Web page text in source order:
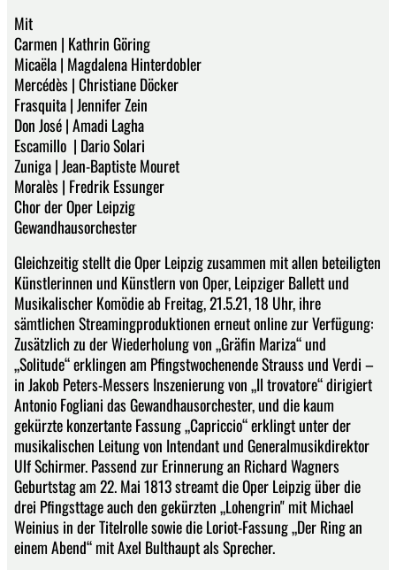
Mit
Carmen | Kathrin Göring
Micaëla | Magdalena Hinterdobler
Mercédès | Christiane Döcker
Frasquita | Jennifer Zein
Don José | Amadi Lagha
Escamillo | Dario Solari
Zuniga | Jean-Baptiste Mouret
Moralès | Fredrik Essunger
Chor der Oper Leipzig
Gewandhausorchester
Gleichzeitig stellt die Oper Leipzig zusammen mit allen beteiligten
Künstlerinnen und Künstlern von Oper, Leipziger Ballett und
Musikalischer Komödie ab Freitag, 21.5.21, 18 Uhr, ihre
sämtlichen Streamingproduktionen erneut online zur Verfügung:
Zusätzlich zu der Wiederholung von „Gräfin Mariza“ und
„Solitude“ erklingen am Pfingstwochenende Strauss und Verdi –
in Jakob Peters-Messers Inszenierung von „Il trovatore“ dirigiert
Antonio Fogliani das Gewandhausorchester, und die kaum
gekürzte konzertante Fassung „Capriccio“ erklingt unter der
musikalischen Leitung von Intendant und Generalmusikdirektor
Ulf Schirmer. Passend zur Erinnerung an Richard Wagners
Geburtstag am 22. Mai 1813 streamt die Oper Leipzig über die
drei Pfingsttage auch den gekürzten „Lohengrin" mit Michael
Weinius in der Titelrolle sowie die Loriot-Fassung „Der Ring an
einem Abend“ mit Axel Bulthaupt als Sprecher.